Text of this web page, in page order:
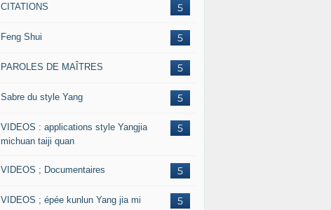
5
CITATIONS
5
Feng Shui
5
PAROLES DE MAÎTRES
5
Sabre du style Yang
5
VIDEOS : applications style Yangjia
michuan taiji quan
5
VIDEOS ; Documentaires
5
VIDEOS ; épée kunlun Yang jia mi